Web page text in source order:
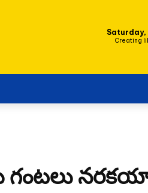
Saturday,
Creating
గంటలు